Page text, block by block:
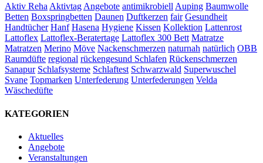
Aktiv Reha Aktivtag Angebote antimikrobiell Auping Baumwolle
Betten Boxspringbetten Daunen Duftkerzen fair Gesundheit
Handtücher Hanf Hasena Hygiene Kissen Kollektion Lattenrost
Lattoflex Lattoflex-Beratertage Lattoflex 300 Bett Matratze
Matratzen Merino Möve Nackenschmerzen naturnah natürlich OBB
Raumdüfte regional rückengesund Schlafen Rückenschmerzen
Sanapur Schlafsysteme Schlaftest Schwarzwald Superwuschel
Svane Topmarken Unterfederung Unterfederungen Velda
Wäschedüfte
KATEGORIEN
Aktuelles
Angebote
Veranstaltungen